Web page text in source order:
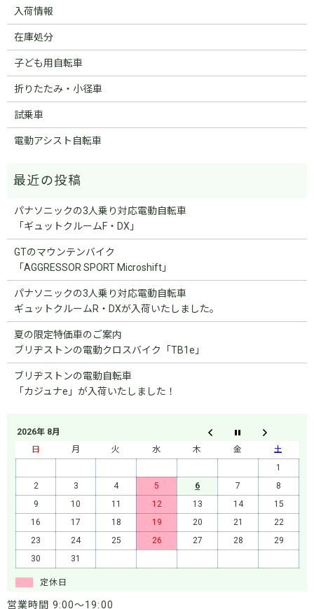
入荷情報
在庫処分
子ども用自転車
折りたたみ・小径車
試乗車
電動アシスト自転車
パナソニックの3人乗り対応電動自転車
「ギュットクルームF・DX」
GTのマウンテンバイク
「AGGRESSOR SPORT Microshift」
パナソニックの3人乗り対応電動自転車
ギュットクルームR・DXが入荷いたしました。
夏の限定特価車のご案内
ブリヂストンの電動クロスバイク「TB1e」
ブリヂストンの電動自転車
「カジュナe」が入荷いたしました！
2026年 8月
日
月 火 水 木 金
土
1
2
3 4 5 6 7
8
9
10 11 12 13 14
15
16
17 18 19 20 21
22
23
24 25 26 27 28
29
30
31
定休日
営業時間 9:00～19:00